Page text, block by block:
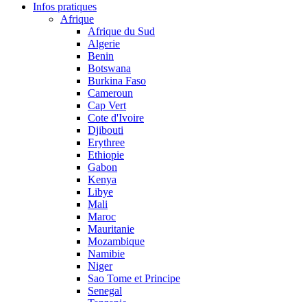
Infos pratiques
Afrique
Afrique du Sud
Algerie
Benin
Botswana
Burkina Faso
Cameroun
Cap Vert
Cote d'Ivoire
Djibouti
Erythree
Ethiopie
Gabon
Kenya
Libye
Mali
Maroc
Mauritanie
Mozambique
Namibie
Niger
Sao Tome et Principe
Senegal